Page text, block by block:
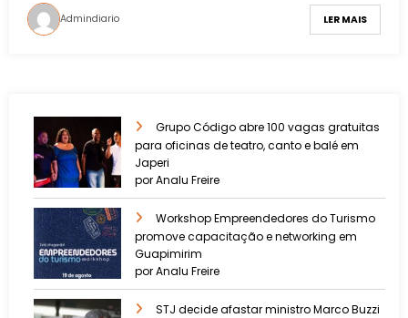
Admindiario LER MAIS
Grupo Código abre 100 vagas gratuitas
para oficinas de teatro, canto e balé em
Japeri
por Analu Freire
Workshop Empreendedores do Turismo
promove capacitação e networking em
Guapimirim
por Analu Freire
STJ decide afastar ministro Marco Buzzi